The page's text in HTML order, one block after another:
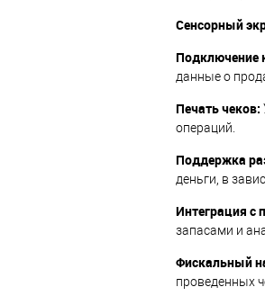
Сенсорный
Подключение
данные о
Печать чеков:
операций.
Поддержка
деньги, в
Интеграция с
запасами и
Фискальный
проведенных